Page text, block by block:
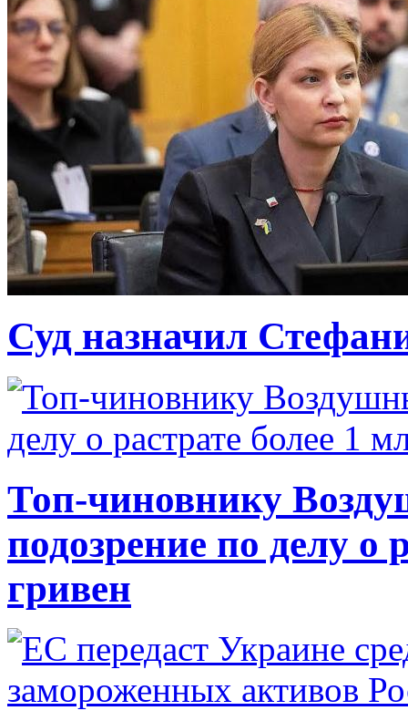
Суд назначил
Топ-чиновнику
подозрение по делу о
гривен